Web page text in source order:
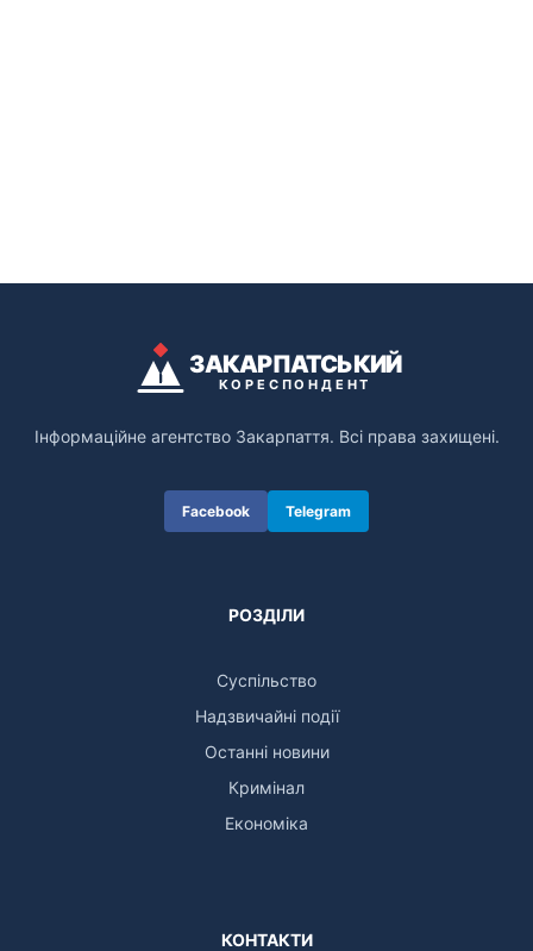
ЗАКАРПАТСЬКИЙ
КОРЕСПОНДЕНТ
Інформаційне агентство Закарпаття. Всі права захищені.
Facebook Telegram
РОЗДІЛИ
Суспільство
Надзвичайні події
Останні новини
Кримінал
Економіка
КОНТАКТИ